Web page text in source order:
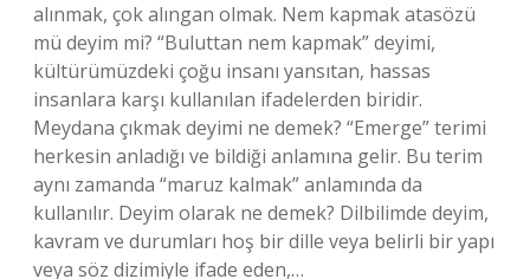
alınmak, çok alıngan olmak. Nem kapmak atasözü
mü deyim mi? “Buluttan nem kapmak” deyimi,
kültürümüzdeki çoğu insanı yansıtan, hassas
insanlara karşı kullanılan ifadelerden biridir.
Meydana çıkmak deyimi ne demek? “Emerge” terimi
herkesin anladığı ve bildiği anlamına gelir. Bu terim
aynı zamanda “maruz kalmak” anlamında da
kullanılır. Deyim olarak ne demek? Dilbilimde deyim,
kavram ve durumları hoş bir dille veya belirli bir yapı
veya söz dizimiyle ifade eden,…